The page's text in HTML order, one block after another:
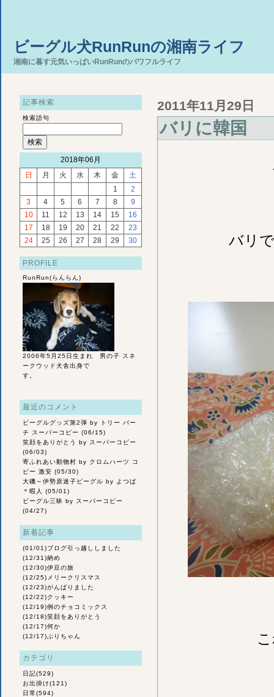
ビーグル犬RunRunの湘南ライフ
湘南に暮す元気いっぱいRunRunのパワフルライフ
記事検索
検索語句
2018年06月
日
月 火 水 木 金
土
1
2
3
4 5 6 7 8
9
10
11 12 13 14 15
16
17
18 19 20 21 22
23
24
25 26 27 28 29 30
PROFILE
RunRun(らんらん)
2006年5月25日生まれ 男の子 スネ
ークウッド犬舎出身で
す。
最近のコメント
ビーグルグッズ第2弾 by トリー バー
チ スーパーコピー (06/15)
笑顔をありがとう
by スーパーコピー
(06/03)
寄ふれあい動物村 by クロムハーツ コ
ピー 激安 (05/30)
大磯～伊勢原迷子ビーグル by よつば
＊暇人 (05/01)
ビーグル三昧 by スーパーコピー
(04/27)
新着記事
(01/01)ブログ引っ越ししました
(12/31)納め
(12/30)伊豆の旅
(12/25) メリークリスマス
(12/23)がんばりました
(12/22)クッキー
(12/19)例のチョコミックス
(12/18)笑顔をありがとう
(12/17)何か
(12/17) ぶりちゃん
カテゴリ
日記(529)
お出掛け(121)
日常(594)
2011年11月29日
バリに韓国
バリ